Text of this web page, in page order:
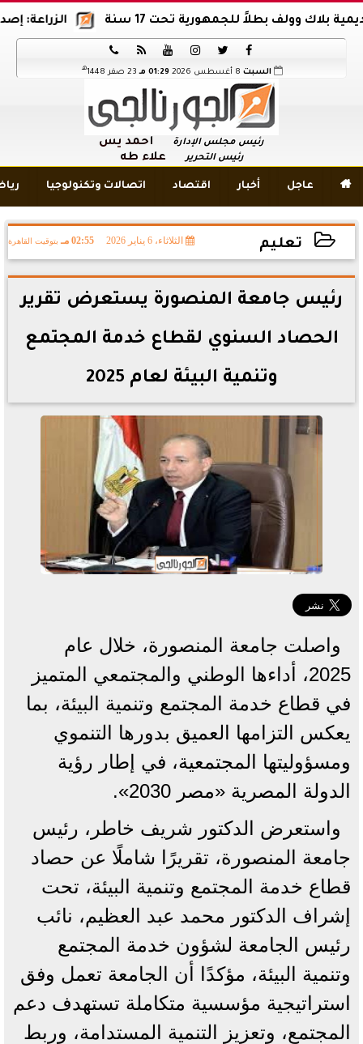
الزراعة: إصدار 12 ألف موافقة وتصريح بالمبيدات خلال 6 شهور بطلاً للجمهورية تحت 17 سنة






السبت 01:29 مـ 23 صفر 1448 هـ
رئيس مجلس الإدارة أحمد يس
رئيس التحرير علاء طه
 عاجل أخبار اقتصاد اتصالات وتكنولوجيا
تعليم الثلاثاء، 6 يناير 2026 02:55 مـ بتوقيت القاهرة
2026-01-06 14:55:42
رئيس جامعة المنصورة يستعرض تقرير
الحصاد السنوي لقطاع خدمة المجتمع
وتنمية البيئة لعام 2025
واصلت جامعة المنصورة، خلال عام
2025، أداءها الوطني والمجتمعي المتميز
في قطاع خدمة المجتمع وتنمية البيئة، بما
يعكس التزامها العميق بدورها التنموي
ومسؤوليتها المجتمعية، في إطار رؤية
الدولة المصرية «مصر 2030».
واستعرض الدكتور شريف خاطر، رئيس
جامعة المنصورة، تقريرًا شاملًا عن حصاد
قطاع خدمة المجتمع وتنمية البيئة، تحت
إشراف الدكتور محمد عبد العظيم، نائب
رئيس الجامعة لشؤون خدمة المجتمع
وتنمية البيئة، مؤكدًا أن الجامعة تعمل وفق
استراتيجية مؤسسية متكاملة تستهدف دعم
المجتمع، وتعزيز التنمية المستدامة، وربط